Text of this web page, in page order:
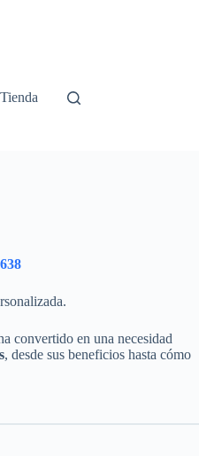
Tienda
convertido en una necesidad
, desde sus beneficios hasta cómo